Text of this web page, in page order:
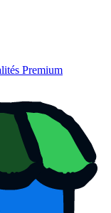
Premium